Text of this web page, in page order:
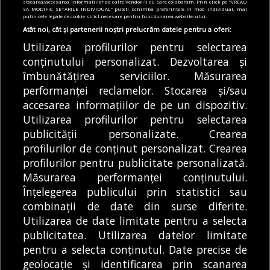
aproape gata. Care este stadiul lucrărilor și
când ar putea fi dat în trafic
03/08/2026
Articole Diverse Știri
Unde fugim de caniculă. Bilete de autocar
București-Balcic sub 200 de lei. Cât mai
costă un șezlong în Vama Veche
MODIFICĂ SETĂRILE COOKIES
© Copyright 2025 - Buletin de București.
Găzduit dePresslabs.com. Powered by TRS Design.
Despre
Noi
Media
Kit
Politică De
Confidențialitate
Cookie
Policy (EU)
Cookie
Policy
SA MODIFIC SETARILE INDIVIDUAL” puteti schimba preferintele in mod individual, mai
putin cele legate de cookie strict necesare pentru functionarea website-ului.
Atât noi, cât și partenerii noștri prelucrăm datele pentru a oferi:
Utilizarea profilurilor pentru selectarea
conținutului personalizat. Dezvoltarea și
îmbunătățirea serviciilor. Măsurarea
performanței reclamelor. Stocarea și/sau
accesarea informațiilor de pe un dispozitiv.
Utilizarea profilurilor pentru selectarea
publicității personalizate. Crearea
profilurilor de conținut personalizat. Crearea
profilurilor pentru publicitate personalizată.
Măsurarea performanței conținutului.
Înțelegerea publicului prin statistici sau
combinații de date din surse diferite.
Utilizarea de date limitate pentru a selecta
publicitatea. Utilizarea datelor limitate
pentru a selecta conținutul. Date precise de
geolocație și identificarea prin scanarea